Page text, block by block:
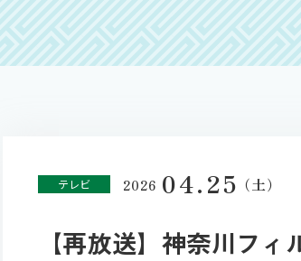
テレビ 2026 04.25（土）
【再放送】神奈川フ